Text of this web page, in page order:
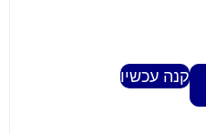
קנה עכשיו